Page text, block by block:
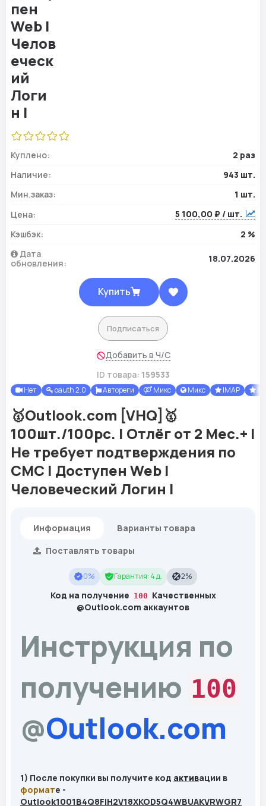
Куплено:
2 раз
Наличие:
943 шт.
Мин.заказ:
1 шт.
Цена:
5 100,00 ₽ / шт.
Кэшбэк:
2 %
Дата
обновления:
18.07.2026
Купить
Подписаться
Добавить в Ч/С
ID товара: 159533
Нет oauth 2.0 Автореги Микс Микс IMAP
🥇Outlook.com [VHQ]🥇
100шт./100pc. | Отлёг от 2 Мес.+ |
Не требует подтверждения по
СМС | Доступен Web |
Человеческий Логин |
Информация
Варианты товара
Поставлять товары
0% Гарантия: 4 д. 2%
Код на получение 100 Качественных
@Outlook.com аккаунтов
Инструкция по
получению 100
@Outlook.com
1) После покупки вы получите код активации в
формате -
Outlook1001B4Q8FIH2V18XKOD5Q4WBUAKVRWGR7